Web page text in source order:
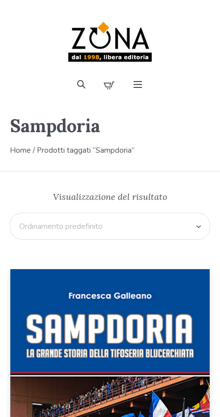
Sampdoria
Home / Prodotti taggati “Sampdoria”
Visualizzazione del risultato